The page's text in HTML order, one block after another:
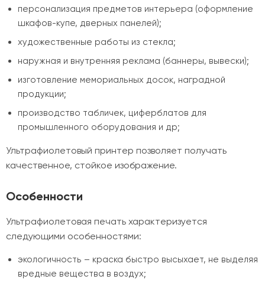
персонализация предметов интерьера (оформление
шкафов-купе, дверных панелей);
художественные работы из стекла;
наружная и внутренняя реклама (баннеры, вывески);
изготовление мемориальных досок, наградной
продукции;
производство табличек, циферблатов для
промышленного оборудования и др;
Ультрафиолетовый принтер позволяет получать
качественное, стойкое изображение.
Особенности
Ультрафиолетовая печать характеризуется
следующими особенностями:
экологичность – краска быстро высыхает, не выделяя
вредные вещества в воздух;